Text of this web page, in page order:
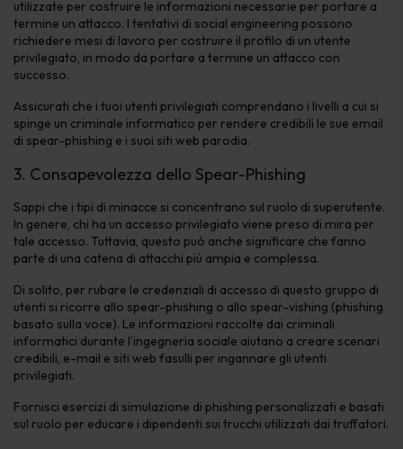
utilizzate per costruire le informazioni necessarie per portare a
termine un attacco. I tentativi di social engineering possono
richiedere mesi di lavoro per costruire il profilo di un utente
privilegiato, in modo da portare a termine un attacco con
successo.
Assicurati che i tuoi utenti privilegiati comprendano i livelli a cui si
spinge un criminale informatico per rendere credibili le sue email
di spear-phishing e i suoi siti web parodia.
3. Consapevolezza dello Spear-Phishing
Sappi che i tipi di minacce si concentrano sul ruolo di superutente.
In genere, chi ha un accesso privilegiato viene preso di mira per
tale accesso. Tuttavia, questo può anche significare che fanno
parte di una catena di attacchi più ampia e complessa.
Di solito, per rubare le credenziali di accesso di questo gruppo di
utenti si ricorre allo spear-phishing o allo spear-vishing (phishing
basato sulla voce). Le informazioni raccolte dai criminali
informatici durante l’ingegneria sociale aiutano a creare scenari
credibili, e-mail e siti web fasulli per ingannare gli utenti
privilegiati.
Fornisci esercizi di simulazione di phishing personalizzati e basati
sul ruolo per educare i dipendenti sui trucchi utilizzati dai truffatori.